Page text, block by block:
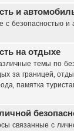
и
с безопасностью и
на отдыхе
темы по
за границей,
памятка
связанные с